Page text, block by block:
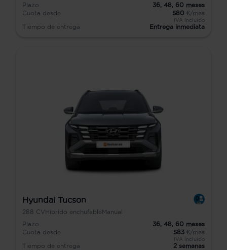
Plazo
36, 48, 60 meses
Cuota desde
580 €/mes
IVA incluido
Tiempo de entrega Entrega inmediata
Hyundai Tucson
288 CV Híbrido enchufable Manual
Plazo
36, 48, 60 meses
Cuota desde
583 €/mes
IVA incluido
Tiempo de entrega 2 semanas